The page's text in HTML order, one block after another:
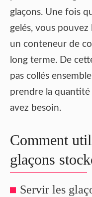
glaçons. Une fois
gelés, vous
un conteneur de
long terme. De
pas collés
prendre la
avez besoin.
Comment
glaçons
Servir les